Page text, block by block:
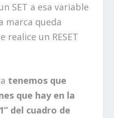
SET a esa variable
marca queda
realice un RESET
tenemos que
que hay en la
del cuadro de